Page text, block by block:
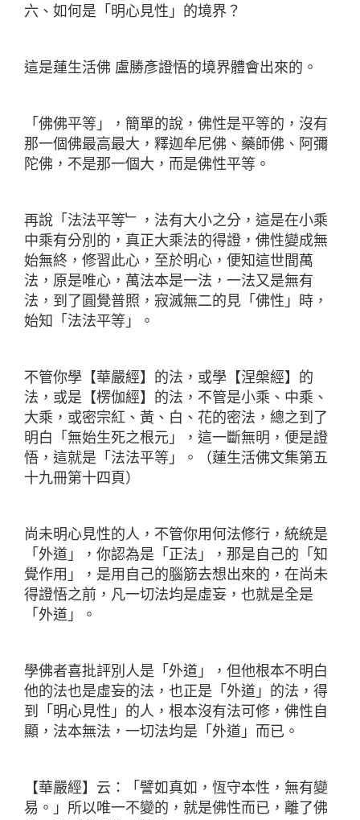
六、如何是「明心見性」的境界？
這是蓮生活佛 盧勝彥證悟的境界體會出來的。
「佛佛平等」，簡單的說，佛性是平等的，沒有
那一個佛最高最大，釋迦牟尼佛、藥師佛、阿彌
陀佛，不是那一個大，而是佛性平等。
再說「法法平等﹂，法有大小之分，這是在小乘
中乘有分別的，真正大乘法的得證，佛性變成無
始無終，修習此心，至於明心，便知這世間萬
法，原是唯心， 萬法本是一法，一法又是無有
法，到了圓覺普照，寂滅無二的見「佛性」時，
始知「法法平等」。
不管你學【華嚴經】的法，或學【涅槃經】的
法，或是【楞伽經】的法，不管是小乘、中乘、
大乘，或密宗紅、黃、白、花的密法，總之到了
明白「無始生死之根元」， 這一斷無明，便是證
悟，這就是「法法平等」。（蓮生活佛文集第五
十九冊第十四頁）
尚未明心見性的人，不管你用何法修行，統統是
「外道」，你認為是「正法」，那是自己的「知
覺作用」，是用自己的腦筋去想出來的，在尚未
得證悟之前，凡一切法均是虛妄，也就是全是
「外道」。
學佛者喜批評別人是「外道」，但他根本不明白
他的法也是虛妄的法，也正是「外道」的法，得
到「明心見性」的人，根本沒有法可修，佛性自
顯，法本無法，一切法均是「外道」而已。
【華嚴經】云：「譬如真如，恆守本性，無有變
易。」所以唯一不變的，就是佛性而已，離了佛